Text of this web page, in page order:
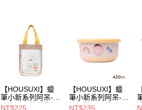
求債權轉讓予恩沛科技股份有限公司。
２．關於個人資料處理事宜，請瀏覽以下網址：
https://aftee.tw/terms/#terms3
３．未成年的使用者請事先徵得法定代理人或監護
「AFTEE先享後付」，若未經同意申辦者引起之損
即時審查核予不同之上限額度；若仍有額度不足之
結果請求用戶進行身份認證。
【HOUSUXI】蠟
筆小新系列阿呆-防
潑水透明飲料袋
NT$225
【HOUSUXI】蠟
筆小新系列阿呆-不
鏽鋼雙層隔熱碗
NT$235